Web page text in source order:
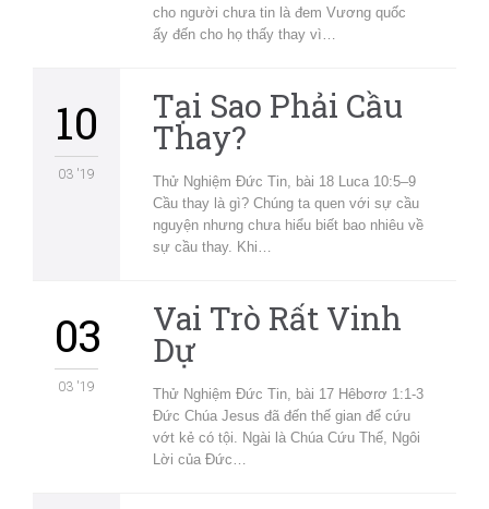
cho người chưa tin là đem Vương quốc
ấy đến cho họ thấy thay vì…
10
03 '19
Tại Sao Phải Cầu
Thay?
Thử Nghiệm Đức Tin, bài 18 Luca 10:5–9
Cầu thay là gì? Chúng ta quen với sự cầu
nguyện nhưng chưa hiểu biết bao nhiêu về
sự cầu thay. Khi…
03
03 '19
Vai Trò Rất Vinh
Dự
Thử Nghiệm Đức Tin, bài 17 Hêbơrơ 1:1-3
Đức Chúa Jesus đã đến thế gian để cứu
vớt kẻ có tội. Ngài là Chúa Cứu Thế, Ngôi
Lời của Đức…